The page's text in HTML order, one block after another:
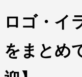
ロゴ・イ
をまとめ